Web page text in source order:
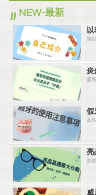
NEW-最新
以
陳
炎
蕭
假
高
亮
亦
威